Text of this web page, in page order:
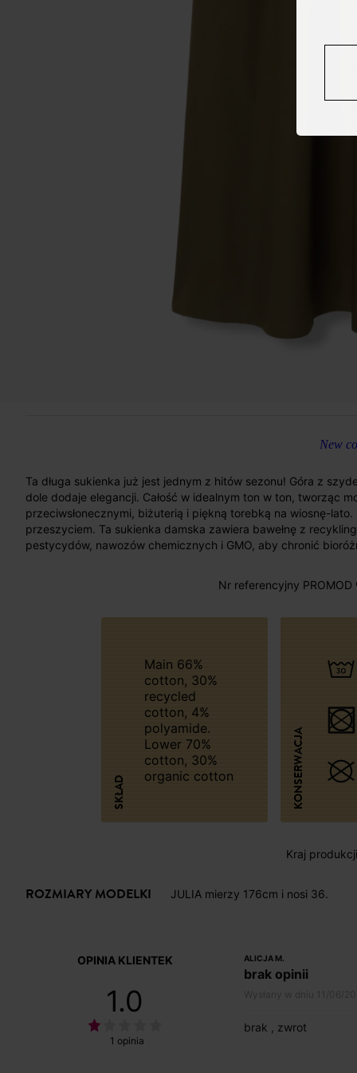
New
Ta długa sukienka już jest jednym z hitów sezonu! Góra z
dole dodaje elegancji. Całość w idealnym ton w ton, tworząc
przeciwsłonecznymi, biżuterią i piękną torebką na wiosnę-
przeszyciem. Ta sukienka damska zawiera bawełnę z
pestycydów, nawozów chemicznych i GMO, aby chronić
Nr referencyjny
SKŁAD
Main 66%
cotton, 30%
recycled
cotton, 4%
polyamide.
Lower 70%
cotton, 30%
organic cotton
KONSERWACJA
Kraj
ROZMIARY MODELKI JULIA mierzy 176cm i nosi 36.
OPINIA KLIENTEK
1.0
1 opinia
ALICJA M.
brak opinii
brak , zwrot